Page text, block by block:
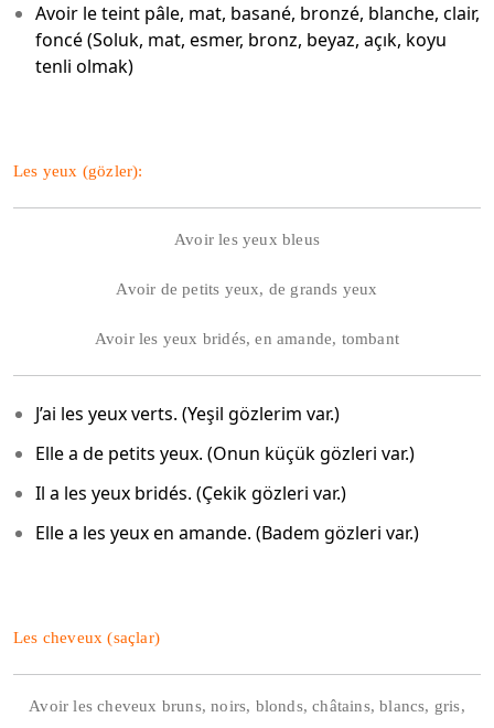
Avoir le teint pâle, mat, basané, bronzé, blanche, clair,
foncé (Soluk, mat, esmer, bronz, beyaz, açık, koyu
tenli olmak)
Les yeux (gözler):
Avoir les yeux bleus
Avoir de petits yeux, de grands yeux
Avoir les yeux bridés, en amande, tombant
J’ai les yeux verts. (Yeşil gözlerim var.)
Elle a de petits yeux. (Onun küçük gözleri var.)
Il a les yeux bridés. (Çekik gözleri var.)
Elle a les yeux en amande. (Badem gözleri var.)
Les cheveux (saçlar)
Avoir les cheveux bruns, noirs, blonds, châtains, blancs, gris,